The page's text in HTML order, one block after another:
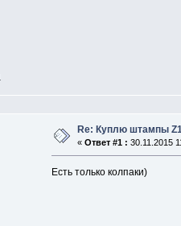
Re: Куплю штампы
«Ответ #1 : 30.11.2015
Есть только колпаки)